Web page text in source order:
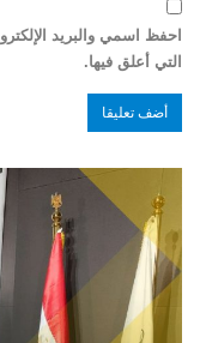
احفظ اسمي والبريد
التي أعلق فيها.